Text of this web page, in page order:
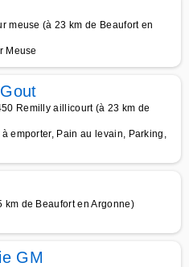
meuse (à 23 km de Beaufort en
Meuse
Remilly aillicourt (à 23 km de
emporter, Pain au levain, Parking,
de Beaufort en Argonne)
GM